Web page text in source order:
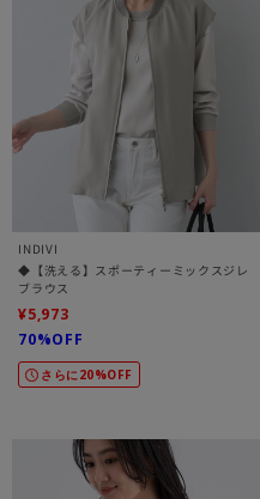
INDIVI
◆【洗える】スポーティーミックスジレ
ブラウス
¥5,973
70%OFF
さらに20%OFF